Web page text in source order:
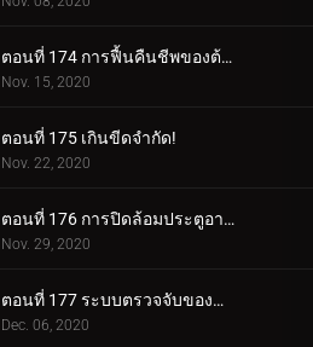
ตอนที่ 174 การฟื้นคืนชีพของต้นไม้ศักดิ์สิทธิ์
Nov. 15, 2020
ตอนที่ 175 เกินขีดจำกัด!
Nov. 22, 2020
ตอนที่ 176 การปิดล้อมประตูอาอุน!
Nov. 29, 2020
ตอนที่ 177 ระบบตรวจจับของกำแพงเหล็ก
Dec. 06, 2020